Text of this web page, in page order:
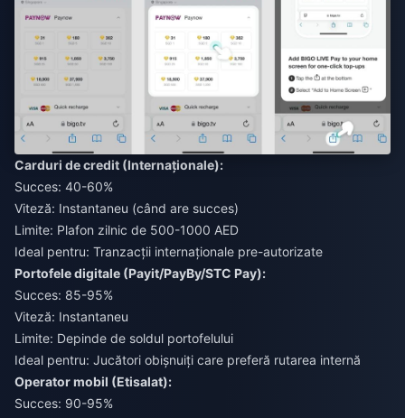
Carduri de credit (Internaționale):
Succes: 40-60%
Viteză: Instantaneu (când are succes)
Limite: Plafon zilnic de 500-1000 AED
Ideal pentru: Tranzacții internaționale pre-autorizate
Portofele digitale (Payit/PayBy/STC Pay):
Succes: 85-95%
Viteză: Instantaneu
Limite: Depinde de soldul portofelului
Ideal pentru: Jucători obișnuiți care preferă rutarea internă
Operator mobil (Etisalat):
Succes: 90-95%